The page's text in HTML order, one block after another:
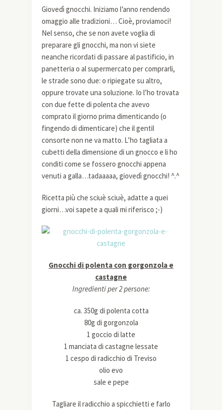
Giovedì gnocchi. Iniziamo l’anno rendendo
omaggio alle tradizioni… Cioè, proviamoci!
Nel senso, che se non avete voglia di
preparare gli gnocchi, ma non vi siete
neanche ricordati di passare al pastificio, in
panetteria o al supermercato per comprarli,
le strade sono due: o ripiegate su altro,
oppure trovate una soluzione. Io l’ho trovata
con due fette di polenta che avevo
comprato il giorno prima dimenticando (o
fingendo di dimenticare) che il gentil
consorte non ne va matto. L’ho tagliata a
cubetti della dimensione di un gnocco e li ho
conditi come se fossero gnocchi appena
venuti a galla…tadaaaaa, giovedì gnocchi! ^.^
Ricetta più che sciuè sciuè, adatte a quei
giorni…voi sapete a quali mi riferisco ;-)
Gnocchi di polenta con gorgonzola e
castagne
Ingredienti per 2 persone:
ca. 350g di polenta cotta
80g di gorgonzola
1 goccio di latte
1 manciata di castagne lessate
1 cespo di radicchio di Treviso
olio evo
sale e pepe
Tagliare il radicchio a spicchietti e farlo